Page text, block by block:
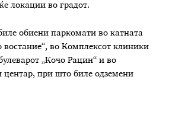
локации во градот.
обиени паркомати во катната
востание“, во Комплексот клиники
„Кочо Рацин“ и во
центар, при што биле одземени